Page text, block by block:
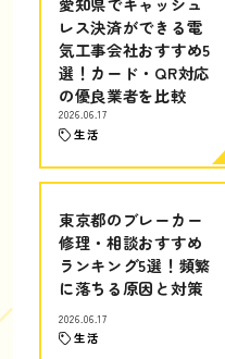
レス決済ができる電
気工事会社おすすめ5
選！カード・QR対応
の優良業者を比較
2026.06.17
生活
東京都のブレーカー
修理・相談おすすめ
ランキング5選！頻繁
に落ちる原因と対策
2026.06.17
生活